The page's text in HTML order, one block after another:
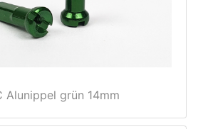
Alunippel grün 14mm